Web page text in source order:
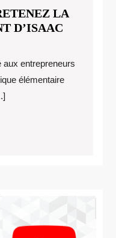
LA
D’ISAAC
aux entrepreneurs
élémentaire